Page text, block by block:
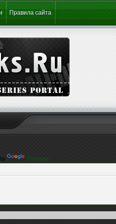
Правила сайта
Translate